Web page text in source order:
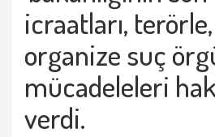
icraatları,
organize suç
mücadeleleri
verdi.